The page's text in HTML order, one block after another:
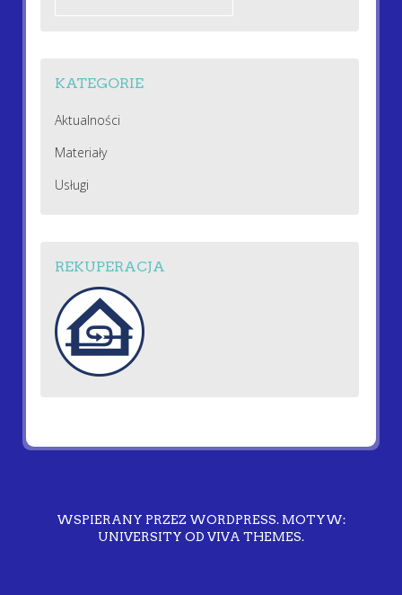
KATEGORIE
Aktualności
Materiały
Usługi
REKUPERACJA
WSPIERANY PRZEZ WORDPRESS.MOTYW:
UNIVERSITY OD VIVA THEMES.